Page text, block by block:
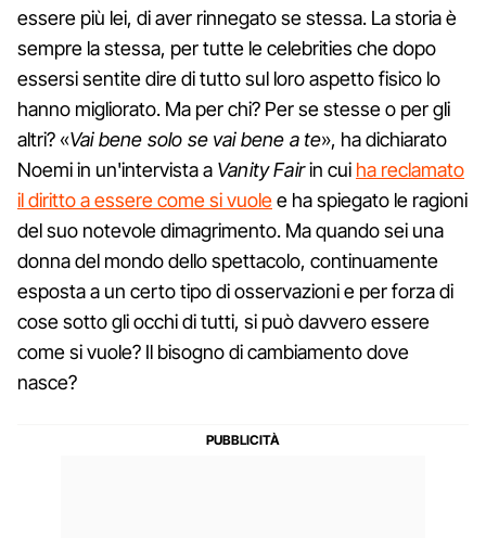
essere più lei, di aver rinnegato se stessa. La storia è
sempre la stessa, per tutte le celebrities che dopo
essersi sentite dire di tutto sul loro aspetto fisico lo
hanno migliorato. Ma per chi? Per se stesse o per gli
altri? «Vai bene solo se vai bene a te», ha dichiarato
Noemi in un'intervista a Vanity Fairin cui ha reclamato
il diritto a essere come si vuolee ha spiegato le ragioni
del suo notevole dimagrimento. Ma quando sei una
donna del mondo dello spettacolo, continuamente
esposta a un certo tipo di osservazioni e per forza di
cose sotto gli occhi di tutti, si può davvero essere
come si vuole? Il bisogno di cambiamento dove
nasce?